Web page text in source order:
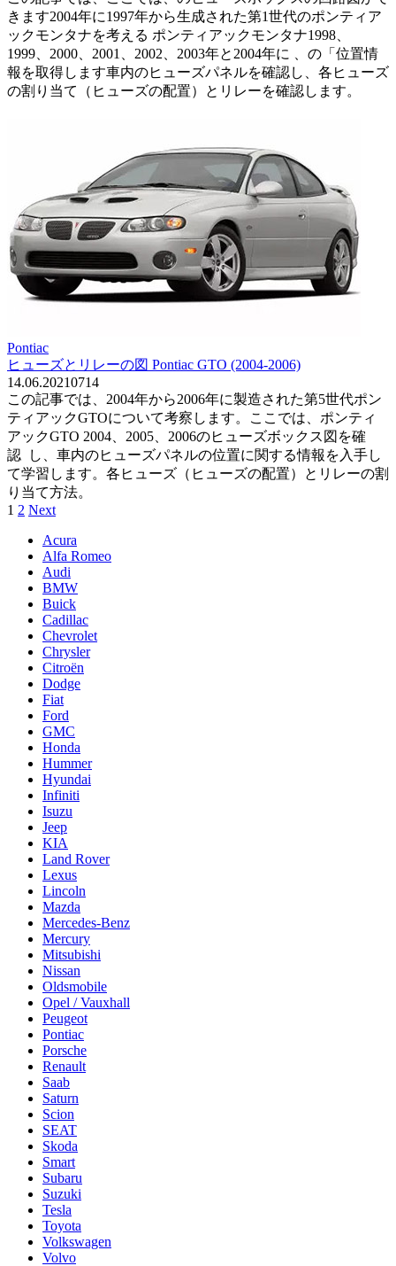
きます2004年に1997年から生成された第1世代のポンティア
ックモンタナを考える ポンティアックモンタナ1998、
1999、2000、2001、2002、2003年と2004年に 、の「位置情
報を取得します車内のヒューズパネルを確認し、各ヒューズ
の割り当て（ヒューズの配置）とリレーを確認します。
Pontiac
ヒューズとリレーの図 Pontiac GTO (2004-2006)
14.06.20210714
この記事では、2004年から2006年に製造された第5世代ポン
ティアックGTOについて考察します。ここでは、ポンティ
アックGTO 2004、2005、2006のヒューズボックス図を確
認 し、車内のヒューズパネルの位置に関する情報を入手し
て学習します。各ヒューズ（ヒューズの配置）とリレーの割
り当て方法。
Posts
1 2 Next
Acura
Alfa Romeo
Audi
BMW
Buick
Cadillac
Chevrolet
Chrysler
Citroën
Dodge
Fiat
Ford
GMC
Honda
Hummer
Hyundai
Infiniti
Isuzu
Jeep
KIA
Land Rover
Lexus
Lincoln
Mazda
Mercedes-Benz
Mercury
Mitsubishi
Nissan
Oldsmobile
Opel / Vauxhall
Peugeot
Pontiac
Porsche
Renault
Saab
Saturn
Scion
SEAT
Skoda
Smart
Subaru
Suzuki
Tesla
Toyota
Volkswagen
Volvo